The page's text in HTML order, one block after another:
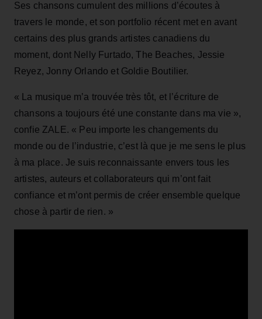
Ses chansons cumulent des millions d’écoutes à
travers le monde, et son portfolio récent met en avant
certains des plus grands artistes canadiens du
moment, dont Nelly Furtado, The Beaches, Jessie
Reyez, Jonny Orlando et Goldie Boutilier.
« La musique m’a trouvée très tôt, et l’écriture de
chansons a toujours été une constante dans ma vie »,
confie ZALE. « Peu importe les changements du
monde ou de l’industrie, c’est là que je me sens le plus
à ma place. Je suis reconnaissante envers tous les
artistes, auteurs et collaborateurs qui m’ont fait
confiance et m’ont permis de créer ensemble quelque
chose à partir de rien. »